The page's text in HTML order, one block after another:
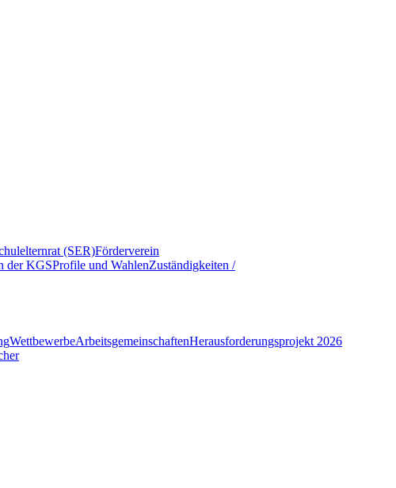
(SER)Förderverein
der KGSProfile und WahlenZuständigkeiten /
WettbewerbeArbeitsgemeinschaftenHerausforderungsprojekt 2026